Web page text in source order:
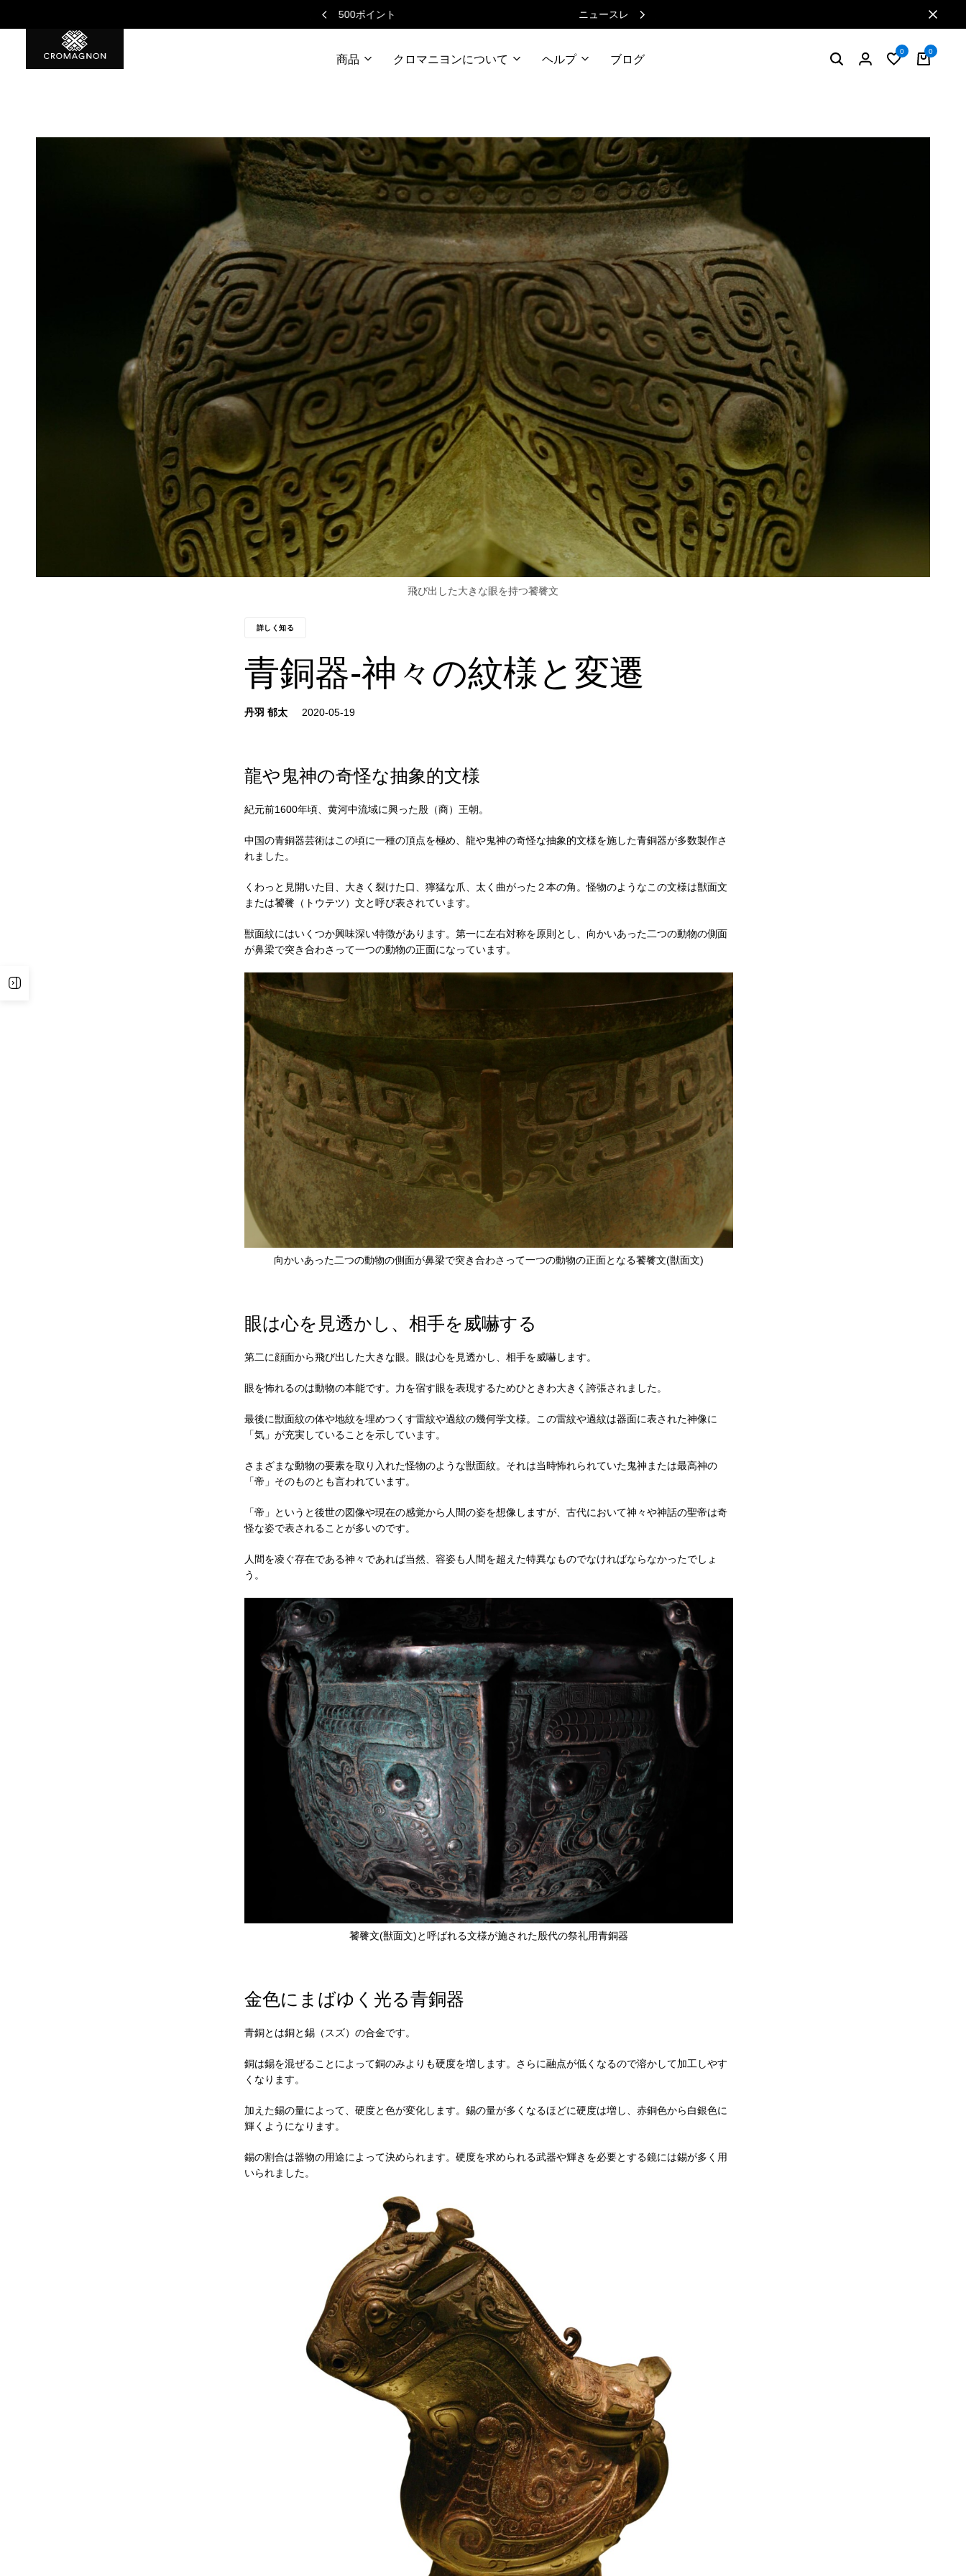
商品 クロマニヨンについて ヘルプ ブログ
0 0
飛び出した大きな眼を持つ饕餮文
詳しく知る
青銅器-神々の紋様と変遷
丹羽 郁太
龍や鬼神の奇怪な抽象的文様
紀元前1600年頃、黄河中流域に興った殷（商）王朝。
中国の青銅器芸術はこの頃に一種の頂点を極め、龍や鬼神の奇怪な抽象的文様を施した青銅器が多数製作さ
れました。
くわっと見開いた目、大きく裂けた口、獰猛な爪、太く曲がった２本の角。怪物のようなこの文様は獣面文
または饕餮（トウテツ）文と呼び表されています。
獣面紋にはいくつか興味深い特徴があります。第一に左右対称を原則とし、向かいあった二つの動物の側面
が鼻梁で突き合わさって一つの動物の正面になっています。
向かいあった二つの動物の側面が鼻梁で突き合わさって一つの動物の正面となる饕餮文(獣面文)
眼は心を見透かし、相手を威嚇する
第二に顔面から飛び出した大きな眼。眼は心を見透かし、相手を威嚇します。
眼を怖れるのは動物の本能です。力を宿す眼を表現するためひときわ大きく誇張されました。
最後に獣面紋の体や地紋を埋めつくす雷紋や過紋の幾何学文様。この雷紋や過紋は器面に表された神像に
「気」が充実していることを示しています。
さまざまな動物の要素を取り入れた怪物のような獣面紋。それは当時怖れられていた鬼神または最高神の
「帝」そのものとも言われています。
「帝」というと後世の図像や現在の感覚から人間の姿を想像しますが、古代において神々や神話の聖帝は奇
怪な姿で表されることが多いのです。
人間を凌ぐ存在である神々であれば当然、容姿も人間を超えた特異なものでなければならなかったでしょ
う。
饕餮文(獣面文)と呼ばれる文様が施された殷代の祭礼用青銅器
金色にまばゆく光る青銅器
青銅とは銅と錫（スズ）の合金です。
銅は錫を混ぜることによって銅のみよりも硬度を増します。さらに融点が低くなるので溶かして加工しやす
くなります。
加えた錫の量によって、硬度と色が変化します。錫の量が多くなるほどに硬度は増し、赤銅色から白銀色に
輝くようになります。
錫の割合は器物の用途によって決められます。硬度を求められる武器や輝きを必要とする鏡には錫が多く用
いられました。
サイドバーを表示